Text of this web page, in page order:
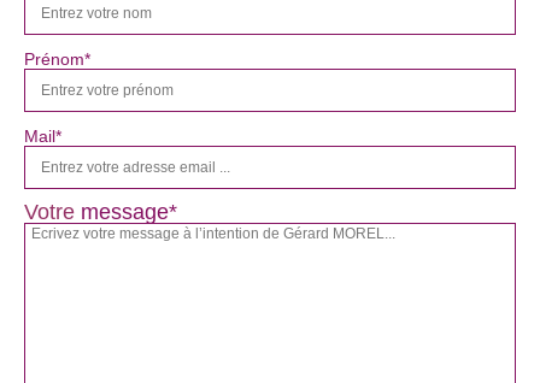
Prénom*
Mail*
Votre message*